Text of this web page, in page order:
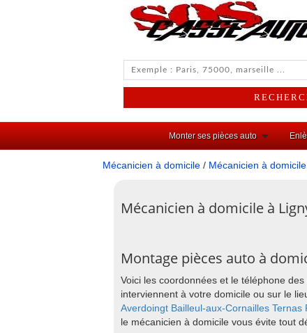
Monter ses pièces auto
Mécanicien à domicile / Mécanicien à
Mécanicien à domicile à
Montage pièces auto à
Voici les coordonnées et le téléphone
interviennent à votre domicile ou sur le
Averdoingt Bailleul-aux-Cornailles Ternas
le mécanicien à domicile vous évite tout